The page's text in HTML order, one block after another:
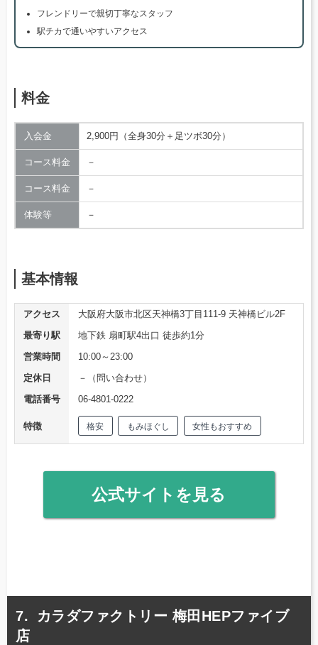
フレンドリーで親切丁寧なスタッフ
駅チカで通いやすいアクセス
料金
入会金 2,900円（全身30分＋足ツボ30分）
コース料金 －
コース料金 －
体験等 －
基本情報
アクセス
大阪府大阪市北区天神橋3丁目111-9 天神橋ビル2F
最寄り駅
地下鉄 扇町駅4出口 徒歩約1分
営業時間
10:00～23:00
定休日
－（問い合わせ）
電話番号
06-4801-0222
特徴 格安 もみほぐし 女性もおすすめ
公式サイトを見る
カラダファクトリー 梅田HEPファイブ
店